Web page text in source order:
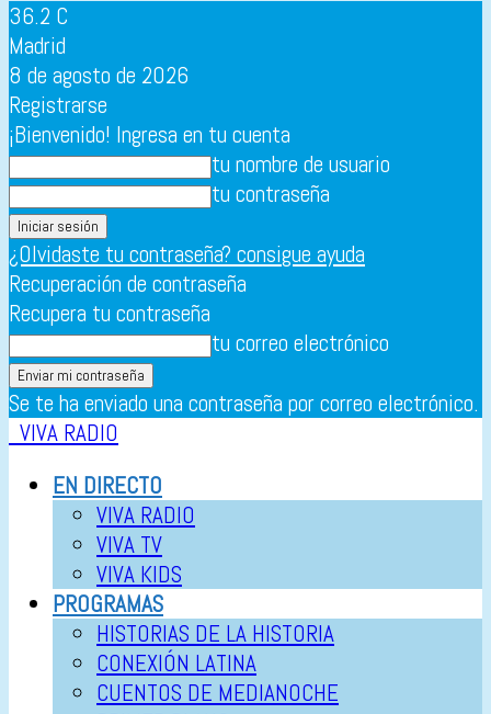
36.2 C
Madrid
8 de agosto de 2026
Registrarse
¡Bienvenido! Ingresa en tu cuenta
tu nombre de usuario
tu contraseña
¿Olvidaste tu contraseña? consigue ayuda
Recuperación de contraseña
Recupera tu contraseña
tu correo electrónico
Se te ha enviado una contraseña por correo electrónico.
VIVA RADIO
EN DIRECTO
VIVA RADIO
VIVA TV
VIVA KIDS
PROGRAMAS
HISTORIAS DE LA HISTORIA
CONEXIÓN LATINA
CUENTOS DE MEDIANOCHE